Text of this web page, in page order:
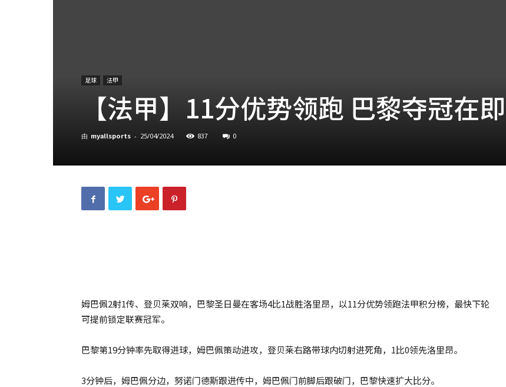
足球 法甲
【法甲】11分优势领跑 巴黎夺冠在即
由 myallsports - 25/04/2024 837 0
姆巴佩2射1传、登贝莱双响，巴黎圣日曼在客场4比1战胜洛里昂，以11分优势领跑法甲积分榜，最快下轮
可提前锁定联赛冠军。
巴黎第19分钟率先取得进球，姆巴佩策动进攻，登贝莱右路带球内切射进死角，1比0领先洛里昂。
3分钟后，姆巴佩分边，努诺门德斯跟进传中，姆巴佩门前脚后跟破门，巴黎快速扩大比分。